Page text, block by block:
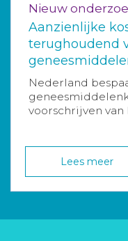
Nieuw
Aanzienlijke
terughoudend
Nederland
voorschrijven van
Lees meer